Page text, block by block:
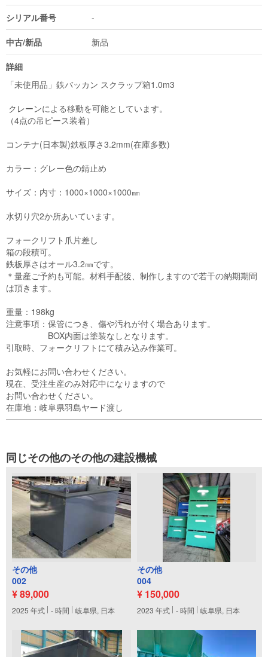
シリアル番号 -
中古/新品 新品
詳細
「未使用品」鉄バッカン スクラップ箱1.0m3
（4点の吊ピース装着）
コンテナ(日本製)鉄板厚さ3.2mm(在庫多数)
カラー：グレー色の錆止め
サイズ：内寸：1000×1000×1000㎜
水切り穴2か所あいています。
フォークリフト爪片差し
箱の段積可。
鉄板厚さはオール3.2㎜です。
＊量産ご予約も可能。材料手配後、制作しますので若干の納期期間
は頂きます。
重量：198kg
注意事項：保管につき、傷や汚れが付く場合あります。
引取時、フォークリフトにて積み込み作業可。
お気軽にお問い合わせください。
現在、受注生産のみ対応中になりますので
お問い合わせください。
在庫地：岐阜県羽島ヤード渡し
同じその他のその他の建設機械
その他
002
¥ 89,000
2025 年式 -時間 岐阜県, 日本
その他
004
¥ 150,000
2023 年式 -時間 岐阜県, 日本